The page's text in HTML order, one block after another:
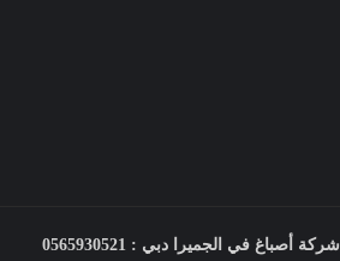
شركة أصباغ في الجميرا دبي : 0565930521